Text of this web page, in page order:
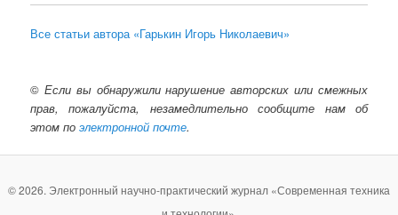
Все статьи автора «Гарькин Игорь Николаевич»
© Если вы обнаружили нарушение авторских или смежных
прав, пожалуйста, незамедлительно сообщите нам об
этом поэлектронной почте.
© 2026. Электронный научно-практический журнал «Современная техника